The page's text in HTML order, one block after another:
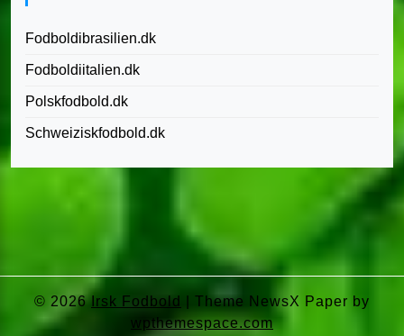
Fodboldibrasilien.dk
Fodboldiitalien.dk
Polskfodbold.dk
Schweiziskfodbold.dk
© 2026 Irsk Fodbold
Theme NewsX Paper by
wpthemespace.com